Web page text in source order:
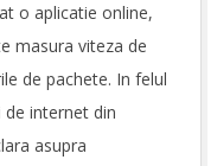
o aplicatie online,
masura viteza de
de pachete. In felul
internet din
asupra